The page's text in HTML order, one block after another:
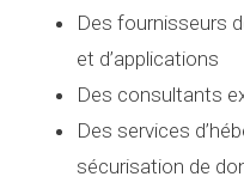
Des fournisseurs
et d’applications
Des consultants
Des services
sécurisation de